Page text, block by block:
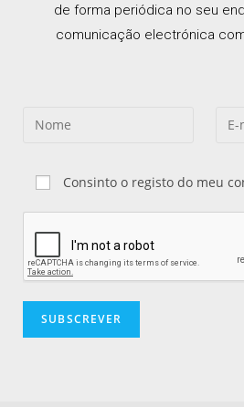
de forma periódica no seu
comunicação electrónica
Consinto o registo do meu